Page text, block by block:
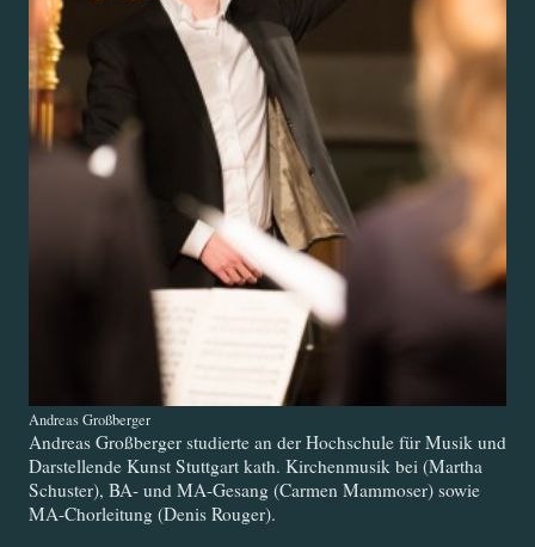
Andreas Großberger
Andreas Großberger studierte an der Hochschule für Musik und
Darstellende Kunst Stuttgart kath. Kirchenmusik bei (Martha
Schuster), BA- und MA-Gesang (Carmen Mammoser) sowie
MA-Chorleitung (Denis Rouger).